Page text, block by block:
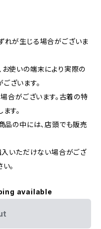
れが生じる場合がございま
お使いの端末により実際の
ざいます。
合がございます。古着の特
す。
品の中には、店頭でも販売
いただけない場合がござ
。
available